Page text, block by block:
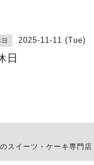
2025-11-11 (Tue)
日
スイーツ・ケーキ専門店